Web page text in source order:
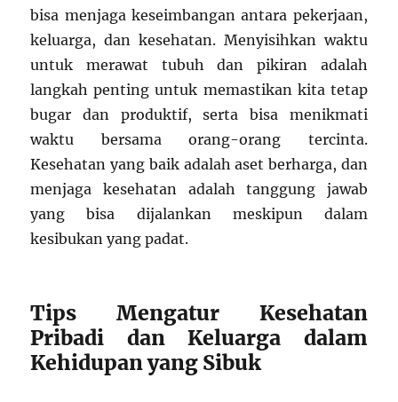
bisa menjaga keseimbangan antara pekerjaan,
keluarga, dan kesehatan. Menyisihkan waktu
untuk merawat tubuh dan pikiran adalah
langkah penting untuk memastikan kita tetap
bugar dan produktif, serta bisa menikmati
waktu bersama orang-orang tercinta.
Kesehatan yang baik adalah aset berharga, dan
menjaga kesehatan adalah tanggung jawab
yang bisa dijalankan meskipun dalam
kesibukan yang padat.
Tips Mengatur Kesehatan
Pribadi dan Keluarga dalam
Kehidupan yang Sibuk